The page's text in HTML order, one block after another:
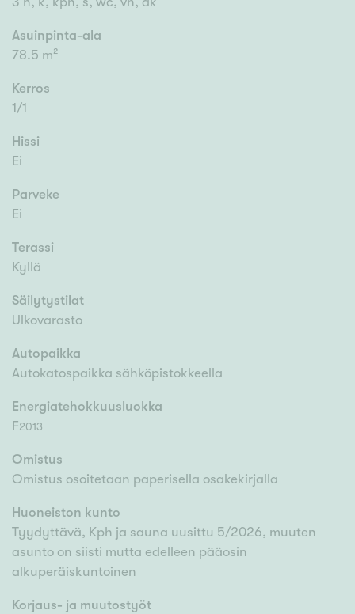
Asuinpinta-ala
78.5 m²
Kerros
1/1
Hissi
Ei
Parveke
Ei
Terassi
Kyllä
Säilytystilat
Ulkovarasto
Autopaikka
Autokatospaikka sähköpistokkeella
Energiatehokkuusluokka
F2013
Omistus
Omistus osoitetaan paperisella osakekirjalla
Huoneiston kunto
Tyydyttävä, Kph ja sauna uusittu 5/2026, muuten
asunto on siisti mutta edelleen pääosin
alkuperäiskuntoinen
Korjaus- ja muutostyöt